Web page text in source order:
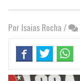
Por Isaias Rocha /